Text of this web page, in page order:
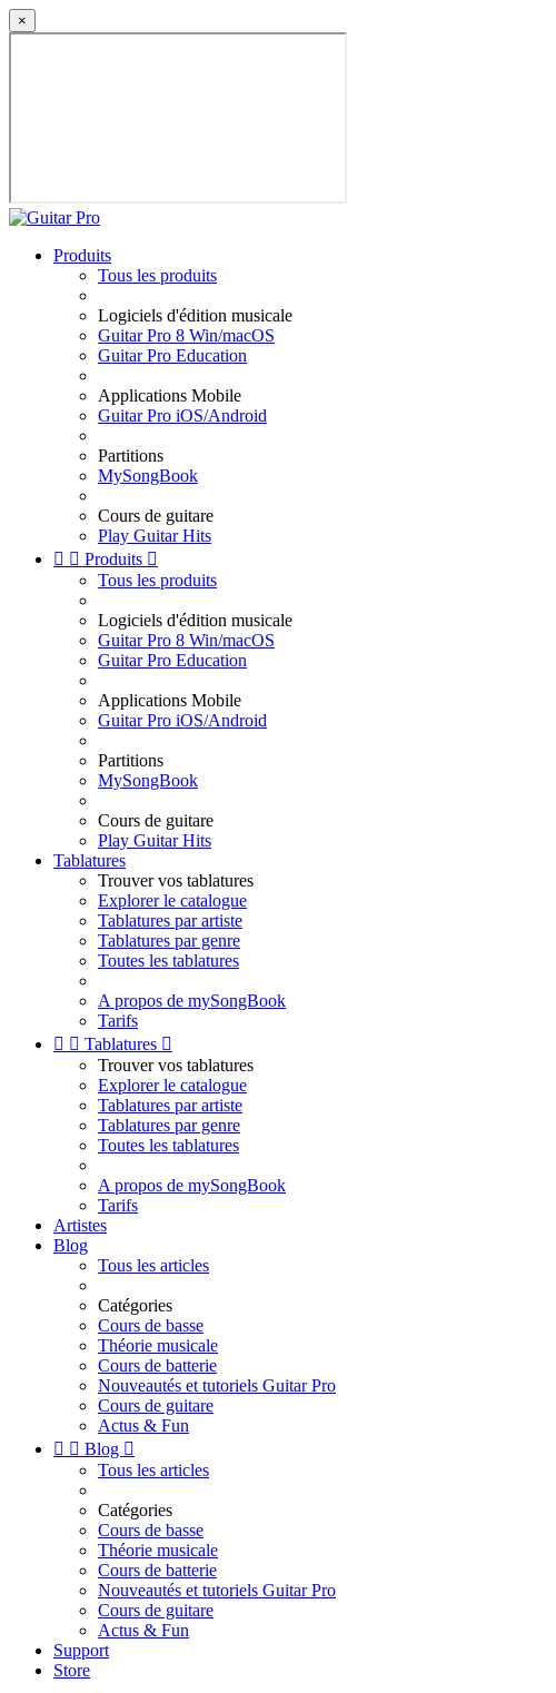
×
Produits
Tous les produits
Logiciels d'édition musicale
Guitar Pro 8 Win/macOS
Guitar Pro Education
Applications Mobile
Guitar Pro iOS/Android
Partitions
MySongBook
Cours de guitare
Play Guitar Hits
  Produits 
Tous les produits
Logiciels d'édition musicale
Guitar Pro 8 Win/macOS
Guitar Pro Education
Applications Mobile
Guitar Pro iOS/Android
Partitions
MySongBook
Cours de guitare
Play Guitar Hits
Tablatures
Trouver vos tablatures
Explorer le catalogue
Tablatures par artiste
Tablatures par genre
Toutes les tablatures
A propos de mySongBook
Tarifs
  Tablatures 
Trouver vos tablatures
Explorer le catalogue
Tablatures par artiste
Tablatures par genre
Toutes les tablatures
A propos de mySongBook
Tarifs
Artistes
Blog
Tous les articles
Catégories
Cours de basse
Théorie musicale
Cours de batterie
Nouveautés et tutoriels Guitar Pro
Cours de guitare
Actus & Fun
  Blog 
Tous les articles
Catégories
Cours de basse
Théorie musicale
Cours de batterie
Nouveautés et tutoriels Guitar Pro
Cours de guitare
Actus & Fun
Support
Store